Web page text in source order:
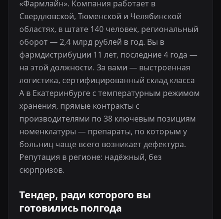
«Фармлайн». Компания работает в
Свердловской, Тюменской и Челябинской
областях, в штате 140 человек, региональный
оборот — 2,4 млрд рублей в год. Вы в
фармдистрибуции 11 лет, последние 4 года —
на этой должности. За вами — выстроенная
логистика, сертифицированный склад класса
А в Екатеринбурге с температурным режимом
хранения, прямые контракты с
производителями по 38 ключевым позициям
номенклатуры — препараты, по которым у
больниц чаще всего возникает дефектура.
Репутация в регионе: надёжный, без
сюрпризов.
Тендер, ради которого вы
готовились полгода